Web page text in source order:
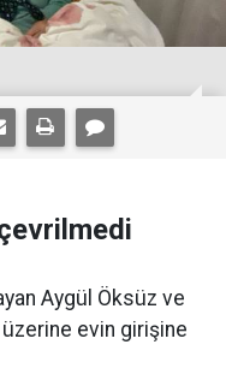
Aygül Öksüz ve
evin girişine